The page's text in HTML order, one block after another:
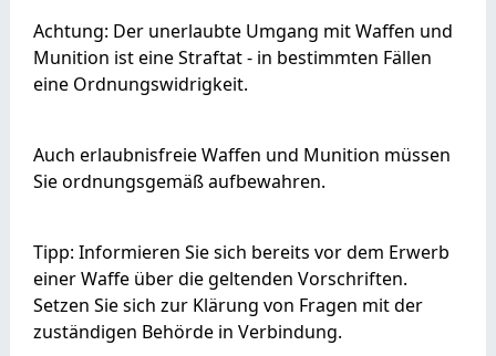
Achtung: Der unerlaubte Umgang mit Waffen und
Munition ist eine Straftat - in bestimmten Fällen
eine Ordnungswidrigkeit.
Auch erlaubnisfreie Waffen und Munition müssen
Sie ordnungsgemäß aufbewahren.
Tipp: Informieren Sie sich bereits vor dem Erwerb
einer Waffe über die geltenden Vorschriften.
Setzen Sie sich zur Klärung von Fragen mit der
zuständigen Behörde in Verbindung.